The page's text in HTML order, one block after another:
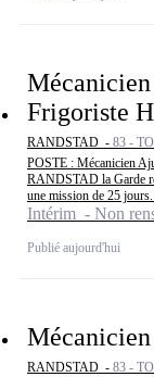
Frigoriste
RANDSTAD - 83 -
POSTE : Mécanicien
RANDSTAD la Garde
une mission de 25
Intérim - Non
Publié aujourd'hui
RANDSTAD - 83 -